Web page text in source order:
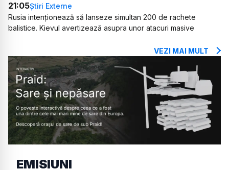
21:05Știri Externe
Rusia intenționează să lanseze simultan 200 de rachete
balistice. Kievul avertizează asupra unor atacuri masive
VEZI MAI MULT
EMISIUNI